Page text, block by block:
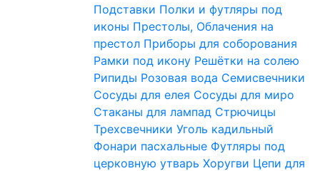
Подставки Полки и футляры под
иконы Престолы, Облачения на
престол Приборы для соборования
Рамки под икону Решётки на солею
Рипиды Розовая вода Семисвечники
Сосуды для елея Сосуды для миро
Стаканы для лампад Стрючицы
Трехсвечники Уголь кадильный
Фонари пасхальные Футляры под
церковную утварь Хоругви Цепи для